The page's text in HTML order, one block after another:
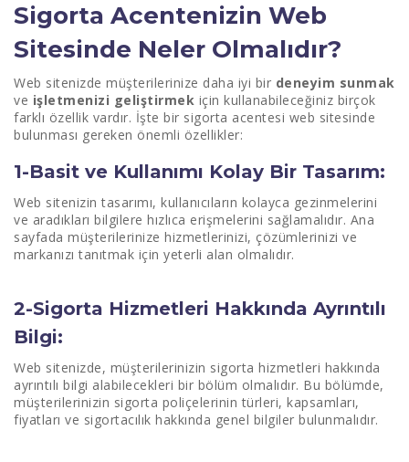
6-Anlaşmalı Sigorta Şirketleri:
7-Mobil Uyumluluk:
Sigorta Web Sitesi Yaparken Ajans İle Çalışmak Neler
Sağlar?
Sigorta Web Sitesi Tasarımında En Çok Dikkat
Edilmesi Gerekenler Nelerdir?
Sigorta Acenteleri Neden Dijital Ajans İle Çalışmalı?
Sigorta Acentenizin Web
Sitesinde Neler Olmalıdır?
Web sitenizde müşterilerinize daha iyi bir deneyim sunmak
ve işletmenizi geliştirmek için kullanabileceğiniz birçok
farklı özellik vardır. İşte bir sigorta acentesi web sitesinde
bulunması gereken önemli özellikler:
1-Basit ve Kullanımı Kolay Bir Tasarım:
Web sitenizin tasarımı, kullanıcıların kolayca gezinmelerini
ve aradıkları bilgilere hızlıca erişmelerini sağlamalıdır. Ana
sayfada müşterilerinize hizmetlerinizi, çözümlerinizi ve
markanızı tanıtmak için yeterli alan olmalıdır.
2-Sigorta Hizmetleri Hakkında Ayrıntılı
Bilgi:
Web sitenizde, müşterilerinizin sigorta hizmetleri hakkında
ayrıntılı bilgi alabilecekleri bir bölüm olmalıdır. Bu bölümde,
müşterilerinizin sigorta poliçelerinin türleri, kapsamları,
fiyatları ve sigortacılık hakkında genel bilgiler bulunmalıdır.